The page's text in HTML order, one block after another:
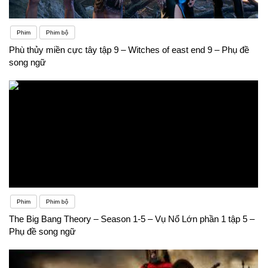
Phim Phim bộ
Phù thủy miền cực tây tập 9 – Witches of east end 9 – Phụ đề
song ngữ
Phim Phim bộ
The Big Bang Theory – Season 1-5 – Vụ Nổ Lớn phần 1 tập 5 –
Phụ đề song ngữ